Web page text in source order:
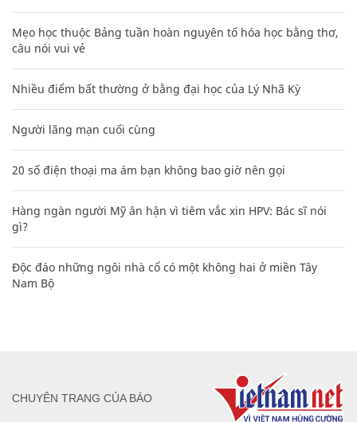
Mẹo học thuộc Bảng tuần hoàn nguyên tố hóa học bằng thơ,
câu nói vui vẻ
Nhiều điểm bất thường ở bằng đại học của Lý Nhã Kỳ
Người lãng mạn cuối cùng
20 số điện thoại ma ám bạn không bao giờ nên gọi
Hàng ngàn người Mỹ ân hận vì tiêm vắc xin HPV: Bác sĩ nói
gì?
Độc đáo những ngôi nhà cổ có một không hai ở miền Tây
Nam Bộ
CHUYÊN TRANG CỦA BÁO